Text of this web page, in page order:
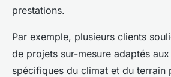
prestations.
Par exemple, plusieurs clients
de projets sur-mesure adaptés
spécifiques du climat et du terrain